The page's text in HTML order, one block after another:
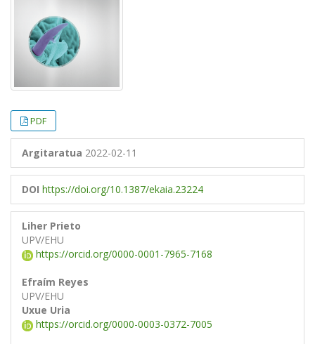
PDF
Argitaratua 2022-02-11
DOI https://doi.org/10.1387/ekaia.23224
Liher Prieto
UPV/EHU
https://orcid.org/0000-0001-7965-7168
Efraím Reyes
UPV/EHU
Uxue Uria
https://orcid.org/0000-0003-0372-7005